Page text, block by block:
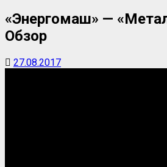
«Энергомаш» —
Обзор
27.08.2017